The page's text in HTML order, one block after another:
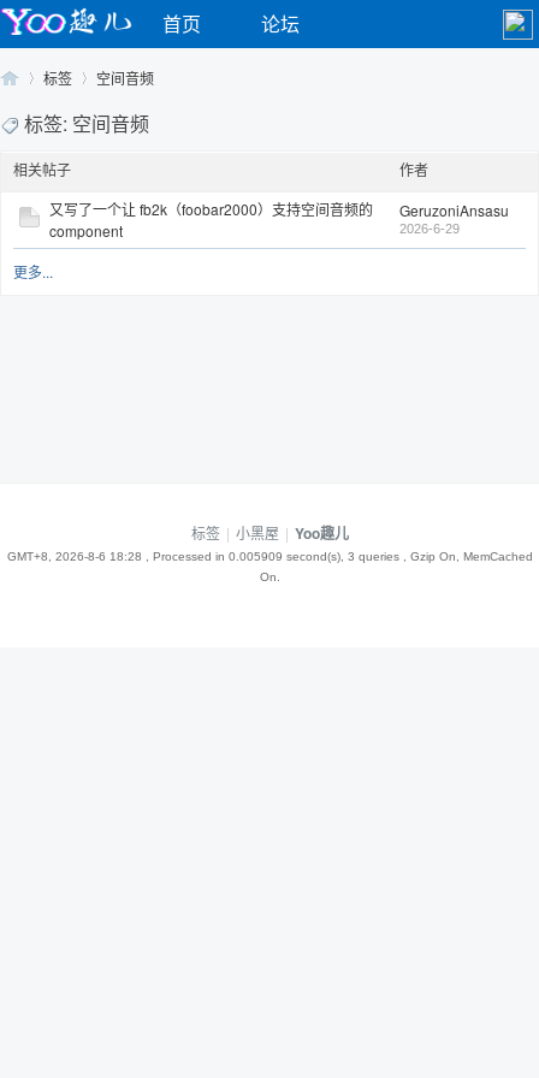
首页 论坛
Yo›
标签 空间音频
标签: 空间音频
相关帖子
作者
又写了一个让 fb2k（foobar2000）支持空间音频的
component
GeruzoniAnsasu
2026-6-29
更多...
标签 | 小黑屋 | Yoo趣儿
GMT+8, 2026-8-6 18:28 , Processed in 0.005909 second(s), 3 queries , Gzip On, MemCached
On.